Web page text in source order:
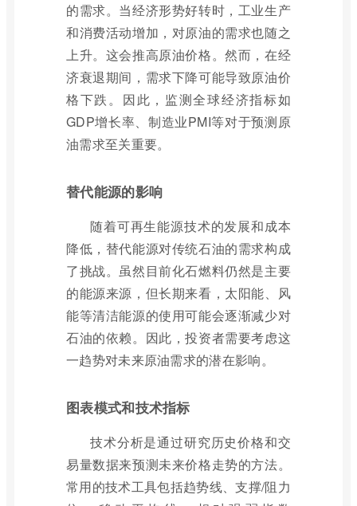
的需求。当经济形势好转时，工业生产
和消费活动增加，对原油的需求也随之
上升。这会推高原油价格。然而，在经
济衰退期间，需求下降可能导致原油价
格下跌。因此，监测全球经济指标如
GDP增长率、制造业PMI等对于预测原
油需求至关重要。
替代能源的影响
随着可再生能源技术的发展和成本
降低，替代能源对传统石油的需求构成
了挑战。虽然目前化石燃料仍然是主要
的能源来源，但长期来看，太阳能、风
能等清洁能源的使用可能会逐渐减少对
石油的依赖。因此，投资者需要考虑这
一趋势对未来原油需求的潜在影响。
图表模式和技术指标
技术分析是通过研究历史价格和交
易量数据来预测未来价格走势的方法。
常用的技术工具包括趋势线、支撑/阻力